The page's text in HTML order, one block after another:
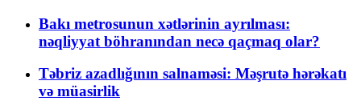
Bakı metrosunun xətlərinin ayrılması:
nəqliyyat böhranından necə qaçmaq olar?
Təbriz azadlığının salnaməsi: Məşrutə hərəkatı
və müasirlik